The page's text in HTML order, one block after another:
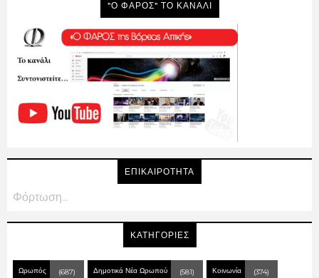
"Ο ΦΑΡΟΣ" ΤΟ ΚΑΝΑΛΙ
ΕΠΙΚΑΙΡΟΤΗΤΑ
Φόρτωση...
ΚΑΤΗΓΟΡΙΕΣ
Ωρωπός (687) Δημοτικά Νέα Ωρωπού (581) Κοινωνία (374)